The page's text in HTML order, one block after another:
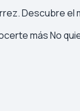
Descubre
más No